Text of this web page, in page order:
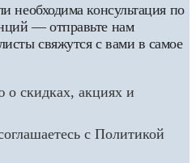
необходима консультация по
— отправьте нам
свяжутся с вами в самое
скидках, акциях и
с Политикой